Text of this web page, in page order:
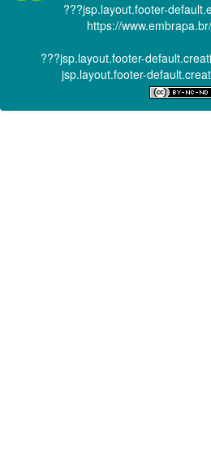
???jsp.layout.footer-
https://
???jsp.layout.footer-
jsp.layout.footer-